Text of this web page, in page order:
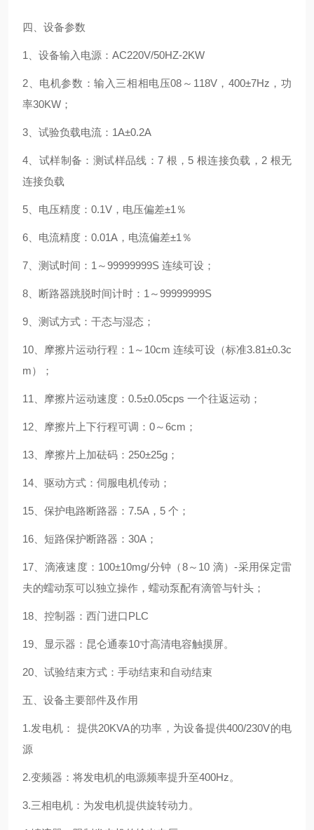
四、设备参数
1、设备输入电源：AC220V/50HZ-2KW
2、电机参数：输入三相相电压08～118V，400±7Hz，功
率30KW；
3、试验负载电流：1A±0.2A
4、试样制备：测试样品线：7 根，5 根连接负载，2 根无
连接负载
5、电压精度：0.1V，电压偏差±1％
6、电流精度：0.01A，电流偏差±1％
7、测试时间：1～99999999S 连续可设；
8、断路器跳脱时间计时：1～99999999S
9、测试方式：干态与湿态；
10、摩擦片运动行程：1～10cm 连续可设（标准3.81±0.3c
m）；
11、摩擦片运动速度：0.5±0.05cps 一个往返运动；
12、摩擦片上下行程可调：0～6cm；
13、摩擦片上加砝码：250±25g；
14、驱动方式：伺服电机传动；
15、保护电路断路器：7.5A，5 个；
16、短路保护断路器：30A；
17、滴液速度：100±10mg/分钟（8～10 滴）-采用保定雷
夫的蠕动泵可以独立操作，蠕动泵配有滴管与针头；
18、控制器：西门进口PLC
19、显示器：昆仑通泰10寸高清电容触摸屏。
20、试验结束方式：手动结束和自动结束
五、设备主要部件及作用
1.发电机： 提供20KVA的功率，为设备提供400/230V的电
源
2.变频器：将发电机的电源频率提升至400Hz。
3.三相电机：为发电机提供旋转动力。